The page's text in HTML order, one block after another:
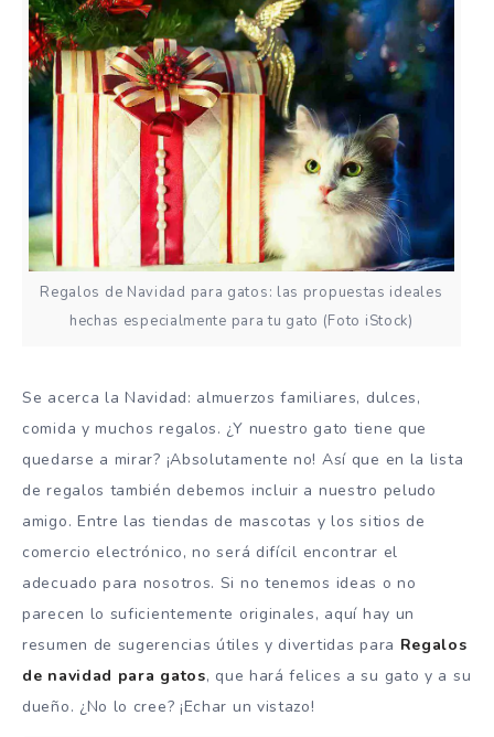
Regalos de Navidad para gatos: las propuestas ideales
hechas especialmente para tu gato (Foto iStock)
Se acerca la Navidad: almuerzos familiares, dulces,
comida y muchos regalos. ¿Y nuestro gato tiene que
quedarse a mirar? ¡Absolutamente no! Así que en la lista
de regalos también debemos incluir a nuestro peludo
amigo. Entre las tiendas de mascotas y los sitios de
comercio electrónico, no será difícil encontrar el
adecuado para nosotros. Si no tenemos ideas o no
parecen lo suficientemente originales, aquí hay un
resumen de sugerencias útiles y divertidas para Regalos
de navidad para gatos, que hará felices a su gato y a su
dueño. ¿No lo cree? ¡Echar un vistazo!